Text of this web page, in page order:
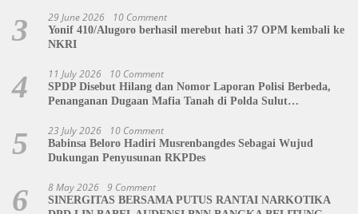
3 29 June 2026 10 Comment
Yonif 410/Alugoro berhasil merebut hati 37 OPM kembali ke
NKRI
4 11 July 2026 10 Comment
SPDP Disebut Hilang dan Nomor Laporan Polisi Berbeda,
Penanganan Dugaan Mafia Tanah di Polda Sulut
5 23 July 2026 10 Comment
Babinsa Beloro Hadiri Musrenbangdes Sebagai Wujud
Dukungan Penyusunan RKPDes
6 8 May 2026 9 Comment
SINERGITAS BERSAMA PUTUS RANTAI NARKOTIKA